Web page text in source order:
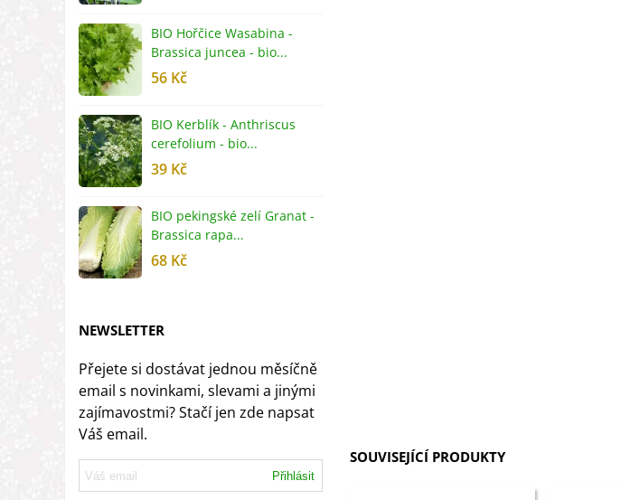
BIO Hořčice Wasabina -
Brassica juncea - bio...
56 Kč
BIO Kerblík - Anthriscus
cerefolium - bio...
39 Kč
BIO pekingské zelí Granat -
Brassica rapa...
68 Kč
NEWSLETTER
Přejete si dostávat jednou měsíčně
email s novinkami, slevami a jinými
zajímavostmi? Stačí jen zde napsat
Váš email.
Přihlásit
SOUVISEJÍCÍ PRODUKTY